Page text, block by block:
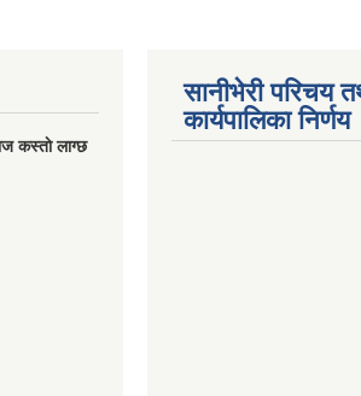
कस्ताे लाग्छ
सानीभेरी परिचय
कार्यपालिका निर्णय